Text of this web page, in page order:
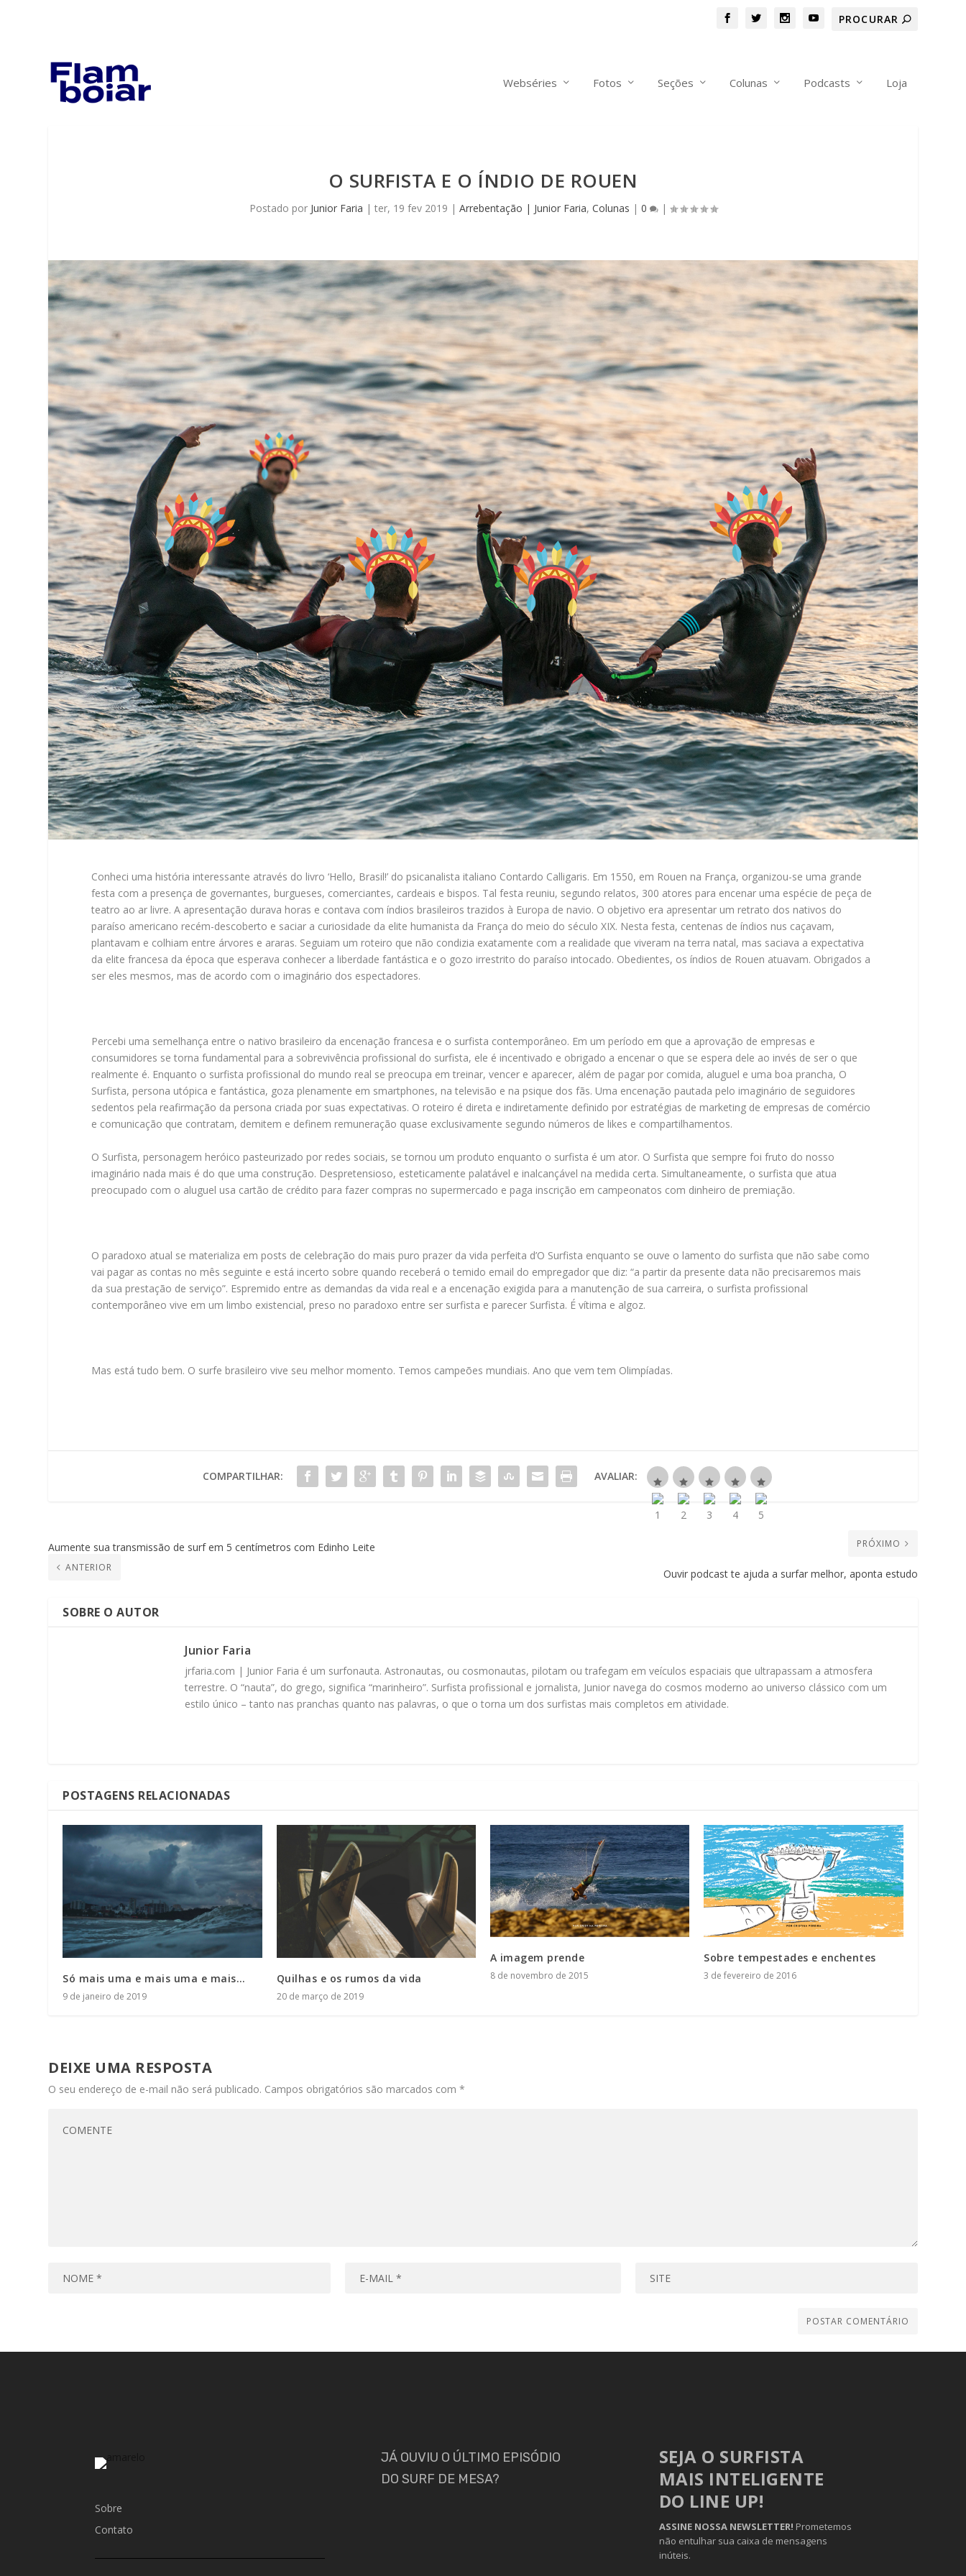
Webséries Fotos Seções Colunas Podcasts Loja
O SURFISTA E O ÍNDIO DE ROUEN
Postado por Junior Faria | ter, 19 fev 2019 | Arrebentação | Junior Faria, Colunas | 0 |
Conheci uma história interessante através do livro ‘Hello, Brasil!’ do psicanalista italiano Contardo Calligaris. Em 1550, em Rouen na França, organizou-se uma grande
festa com a presença de governantes, burgueses, comerciantes, cardeais e bispos. Tal festa reuniu, segundo relatos, 300 atores para encenar uma espécie de peça de
teatro ao ar livre. A apresentação durava horas e contava com índios brasileiros trazidos à Europa de navio. O objetivo era apresentar um retrato dos nativos do
paraíso americano recém-descoberto e saciar a curiosidade da elite humanista da França do meio do século XIX. Nesta festa, centenas de índios nus caçavam,
plantavam e colhiam entre árvores e araras. Seguiam um roteiro que não condizia exatamente com a realidade que viveram na terra natal, mas saciava a expectativa
da elite francesa da época que esperava conhecer a liberdade fantástica e o gozo irrestrito do paraíso intocado. Obedientes, os índios de Rouen atuavam. Obrigados a
ser eles mesmos, mas de acordo com o imaginário dos espectadores.
Percebi uma semelhança entre o nativo brasileiro da encenação francesa e o surfista contemporâneo. Em um período em que a aprovação de empresas e
consumidores se torna fundamental para a sobrevivência profissional do surfista, ele é incentivado e obrigado a encenar o que se espera dele ao invés de ser o que
realmente é. Enquanto o surfista profissional do mundo real se preocupa em treinar, vencer e aparecer, além de pagar por comida, aluguel e uma boa prancha, O
Surfista, persona utópica e fantástica, goza plenamente em smartphones, na televisão e na psique dos fãs. Uma encenação pautada pelo imaginário de seguidores
sedentos pela reafirmação da persona criada por suas expectativas. O roteiro é direta e indiretamente definido por estratégias de marketing de empresas de comércio
e comunicação que contratam, demitem e definem remuneração quase exclusivamente segundo números de likes e compartilhamentos.
O Surfista, personagem heróico pasteurizado por redes sociais, se tornou um produto enquanto o surfista é um ator. O Surfista que sempre foi fruto do nosso
imaginário nada mais é do que uma construção. Despretensioso, esteticamente palatável e inalcançável na medida certa. Simultaneamente, o surfista que atua
preocupado com o aluguel usa cartão de crédito para fazer compras no supermercado e paga inscrição em campeonatos com dinheiro de premiação.
O paradoxo atual se materializa em posts de celebração do mais puro prazer da vida perfeita d’O Surfista enquanto se ouve o lamento do surfista que não sabe como
vai pagar as contas no mês seguinte e está incerto sobre quando receberá o temido email do empregador que diz: “a partir da presente data não precisaremos mais
da sua prestação de serviço”. Espremido entre as demandas da vida real e a encenação exigida para a manutenção de sua carreira, o surfista profissional
contemporâneo vive em um limbo existencial, preso no paradoxo entre ser surfista e parecer Surfista. É vítima e algoz.
Mas está tudo bem. O surfe brasileiro vive seu melhor momento. Temos campeões mundiais. Ano que vem tem Olimpíadas.
COMPARTILHAR: AVALIAR:
Aumente sua transmissão de surf em 5 centímetros com Edinho Leite
ANTERIOR
PRÓXIMO
Ouvir podcast te ajuda a surfar melhor, aponta estudo
SOBRE O AUTOR
Junior Faria
jrfaria.com | Junior Faria é um surfonauta. Astronautas, ou cosmonautas, pilotam ou trafegam em veículos espaciais que ultrapassam a atmosfera
terrestre. O “nauta”, do grego, significa “marinheiro”. Surfista profissional e jornalista, Junior navega do cosmos moderno ao universo clássico com um
estilo único – tanto nas pranchas quanto nas palavras, o que o torna um dos surfistas mais completos em atividade.
POSTAGENS RELACIONADAS
Só mais uma e mais uma e mais…
9 de janeiro de 2019
Quilhas e os rumos da vida
20 de março de 2019
A imagem prende
8 de novembro de 2015
Sobre tempestades e enchentes
3 de fevereiro de 2016
DEIXE UMA RESPOSTA
O seu endereço de e-mail não será publicado. Campos obrigatórios são marcados com*
Sobre
Contato
JÁ OUVIU O ÚLTIMO EPISÓDIO
DO SURF DE MESA?
SEJA O SURFISTA
MAIS INTELIGENTE
DO LINE UP!
ASSINE NOSSA NEWSLETTER! Prometemos
não entulhar sua caixa de mensagens
inúteis.